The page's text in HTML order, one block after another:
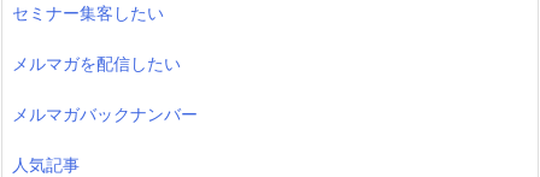
セミナー集客したい
メルマガを配信したい
メルマガバックナンバー
人気記事